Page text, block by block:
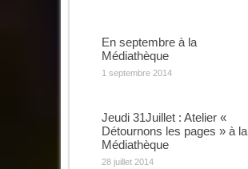
En septembre à la
Médiathèque
1 septembre 2014
Jeudi 31Juillet : Atelier «
Détournons les pages » à la
Médiathèque
28 juillet 2014